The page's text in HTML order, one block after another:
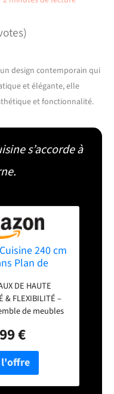
design contemporain qui
et élégante, elle
et fonctionnalité.
s’accorde à
240 cm
Plan de
DE HAUTE
& FLEXIBILITÉ –
de meubles
décoratifs
durables,
sa stabilité et sa
de gamme.
éléments sont
€